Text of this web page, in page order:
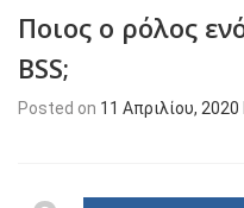
Ποιος ο ρόλος
BSS;
Posted on 11 Απριλίου, 2020